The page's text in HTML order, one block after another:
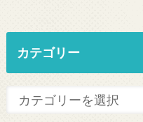
カテゴリー